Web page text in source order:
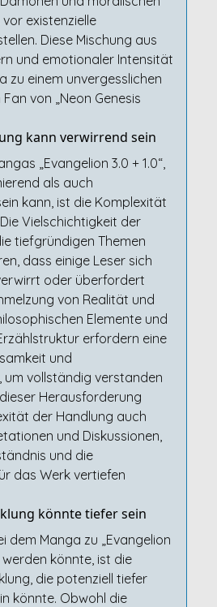
existenzielle
Diese Mischung aus
und emotionaler Intensität
zu einem unvergesslichen
von „Neon Genesis
kann verwirrend sein
„Evangelion 3.0 + 1.0“,
als auch
kann, ist die Komplexität
Vielschichtigkeit der
tiefgründigen Themen
dass einige Leser sich
oder überfordert
von Realität und
Elemente und
erfordern eine
und
um vollständig verstanden
Herausforderung
der Handlung auch
und Diskussionen,
und die
das Werk vertiefen
könnte tiefer sein
dem Manga zu „Evangelion
werden könnte, ist die
die potenziell tiefer
könnte. Obwohl die